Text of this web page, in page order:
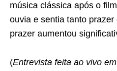
música clássica após o
ouvia e sentia tanto
prazer aumentou
(Entrevista feita ao vivo